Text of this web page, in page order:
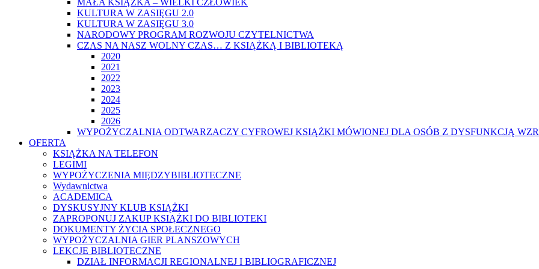
MAŁA KSIĄŻKA – WIELKI CZŁOWIEK
KULTURA W ZASIĘGU 2.0
KULTURA W ZASIĘGU 3.0
NARODOWY PROGRAM ROZWOJU CZYTELNICTWA
CZAS NA NASZ WOLNY CZAS… Z KSIĄŻKĄ I BIBLIOTEKĄ
2020
2021
2022
2023
2024
2025
2026
WYPOŻYCZALNIA ODTWARZACZY CYFROWEJ KSIĄŻKI MÓWIONEJ DLA OSÓB Z DYSFUNKCJĄ
OFERTA
KSIĄŻKA NA TELEFON
LEGIMI
WYPOŻYCZENIA MIĘDZYBIBLIOTECZNE
Wydawnictwa
ACADEMICA
DYSKUSYJNY KLUB KSIĄŻKI
ZAPROPONUJ ZAKUP KSIĄŻKI DO BIBLIOTEKI
DOKUMENTY ŻYCIA SPOŁECZNEGO
WYPOŻYCZALNIA GIER PLANSZOWYCH
LEKCJE BIBLIOTECZNE
DZIAŁ INFORMACJI REGIONALNEJ I BIBLIOGRAFICZNEJ